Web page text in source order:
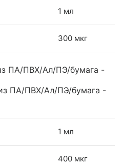
1 мл
300 мкг
ПА/ПВХ/Ал/ПЭ/бумага -
ПА/ПВХ/Ал/ПЭ/бумага -
1 мл
400 мкг